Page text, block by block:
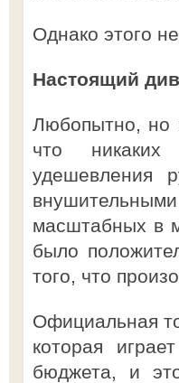
Однако этого
Настоящий
Любопытно, но
что никаких
удешевления
масштабных в
было
того, что
Официальная
которая
бюджета, и